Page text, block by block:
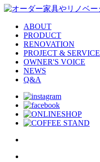
ABOUT
PRODUCT
RENOVATION
PROJECT & SERVICE
OWNER'S VOICE
NEWS
Q&A